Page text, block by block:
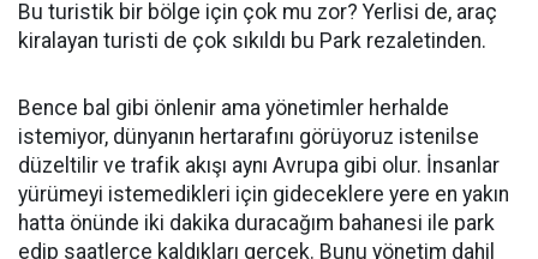
Bu turistik bir bölge için çok mu zor? Yerlisi de, araç
kiralayan turisti de çok sıkıldı bu Park rezaletinden.
Bence bal gibi önlenir ama yönetimler herhalde
istemiyor, dünyanın hertarafını görüyoruz istenilse
düzeltilir ve trafik akışı aynı Avrupa gibi olur. İnsanlar
yürümeyi istemedikleri için gideceklere yere en yakın
hatta önünde iki dakika duracağım bahanesi ile park
edip saatlerce kaldıkları gerçek. Bunu yönetim dahil